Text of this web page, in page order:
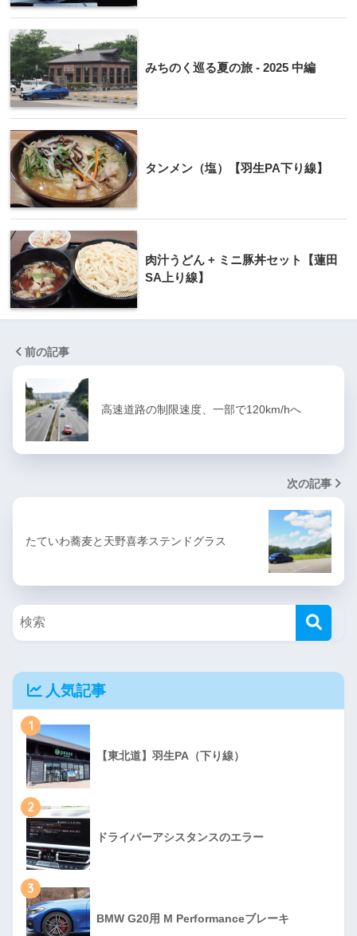
みちのく巡る夏の旅 - 2025 中編
タンメン（塩）【羽生PA下り線】
肉汁うどん + ミニ豚丼セット【蓮田
SA上り線】
前の記事
高速道路の制限速度、一部で120km/hへ
次の記事
たていわ蕎麦と天野喜孝ステンドグラス
人気記事
1
【東北道】羽生PA（下り線）
2
ドライバーアシスタンスのエラー
3
BMW G20用 M Performanceブレーキ